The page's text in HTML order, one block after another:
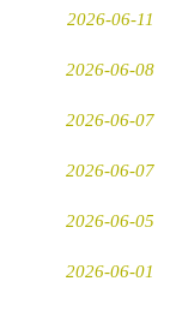
2026-06-11
2026-06-08
2026-06-07
2026-06-07
2026-06-05
2026-06-01